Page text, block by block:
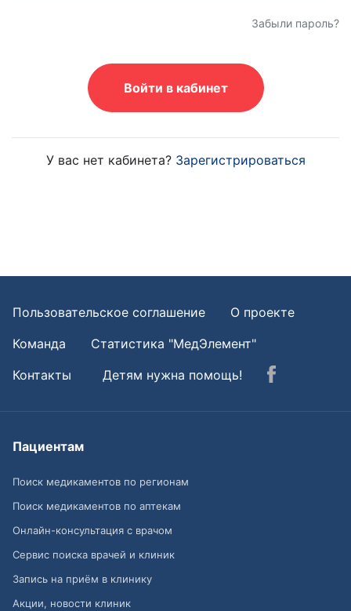
Забыли пароль?
Войти в кабинет
У вас нет кабинета? Зарегистрироваться
Пользовательское соглашение
О проекте
Команда
Статистика "МедЭлемент"
Контакты
Детям нужна помощь!
Пациентам
Поиск медикаментов по регионам
Поиск медикаментов по аптекам
Онлайн-консультация с врачом
Сервис поиска врачей и клиник
Запись на приём в клинику
Акции, новости клиник